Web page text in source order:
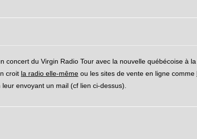
du Virgin Radio Tour avec la nouvelle québécoise à la
croit la radio elle-même ou les sites de vente en ligne comme
envoyant un mail (cf lien ci-dessus).